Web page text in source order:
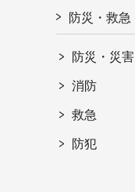
防災・救急
防災・災害
消防
救急
防犯